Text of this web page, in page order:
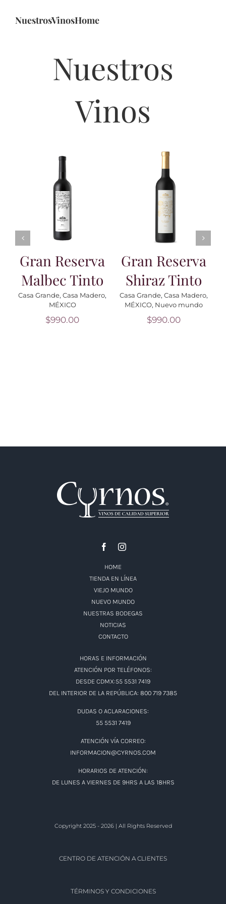
Noticias
NuestrosVinosHome
Nuestros
Vinos
Añadir al carrito
Detalles
Gran Reserva
Malbec Tinto
Casa Grande,Casa Madero,
MÉXICO
$990.00
Añadir al carrito
Detalles
Gran Reserva
Shiraz Tinto
Casa Grande, Casa Madero,
MÉXICO, Nuevo mundo
$990.00
HOME
TIENDA EN LÍNEA
VIEJO MUNDO
NUEVO MUNDO
NUESTRAS BODEGAS
NOTICIAS
CONTACTO
HORAS E INFORMACIÓN
ATENCIÓN POR TELÉFONOS:
DESDE CDMX:55 5531 7419
DEL INTERIOR DE LA REPÚBLICA: 800 719 7385
DUDAS O ACLARACIONES:
55 5531 7419
ATENCIÓN VÍA CORREO:
INFORMACION@CYRNOS.COM
HORARIOS DE ATENCIÓN:
DE LUNES A VIERNES DE 9HRS A LAS 18HRS
Copyright 2025 - 2026 | All Rights Reserved
CENTRO DE ATENCIÓN A CLIENTES
TÉRMINOS Y CONDICIONES